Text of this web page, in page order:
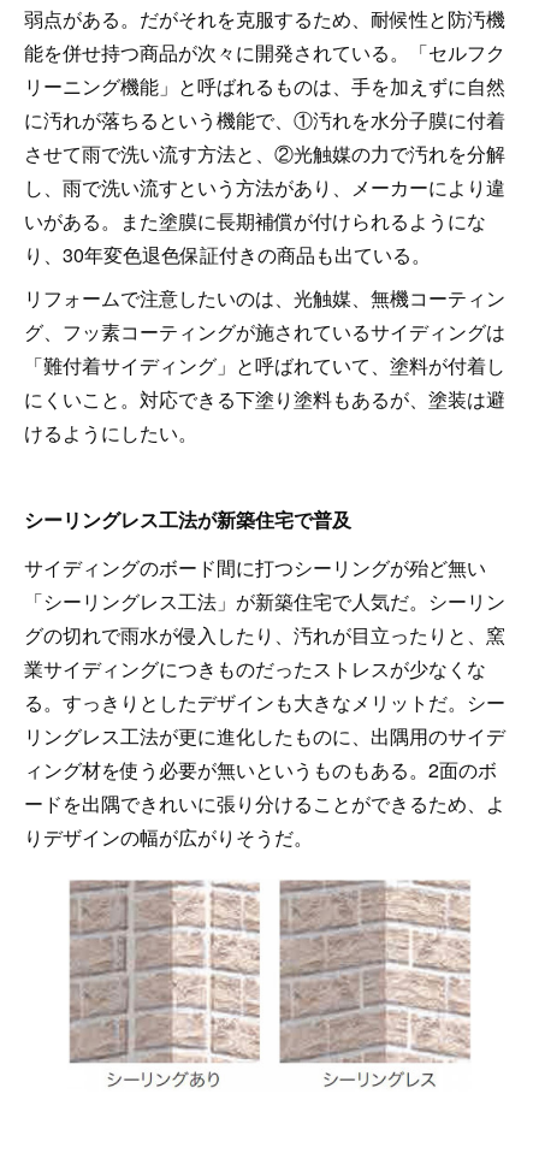
弱点がある。だがそれを克服するため、耐候性と防汚機
能を併せ持つ商品が次々に開発されている。「セルフク
リーニング機能」と呼ばれるものは、手を加えずに自然
に汚れが落ちるという機能で、①汚れを水分子膜に付着
させて雨で洗い流す方法と、②光触媒の力で汚れを分解
し、雨で洗い流すという方法があり、メーカーにより違
いがある。また塗膜に長期補償が付けられるようにな
り、30年変色退色保証付きの商品も出ている。
リフォームで注意したいのは、光触媒、無機コーティン
グ、フッ素コーティングが施されているサイディングは
「難付着サイディング」と呼ばれていて、塗料が付着し
にくいこと。対応できる下塗り塗料もあるが、塗装は避
けるようにしたい。
シーリングレス工法が新築住宅で普及
サイディングのボード間に打つシーリングが殆ど無い
「シーリングレス工法」が新築住宅で人気だ。シーリン
グの切れで雨水が侵入したり、汚れが目立ったりと、窯
業サイディングにつきものだったストレスが少なくな
る。すっきりとしたデザインも大きなメリットだ。シー
リングレス工法が更に進化したものに、出隅用のサイデ
ィング材を使う必要が無いというものもある。2面のボ
ードを出隅できれいに張り分けることができるため、よ
りデザインの幅が広がりそうだ。